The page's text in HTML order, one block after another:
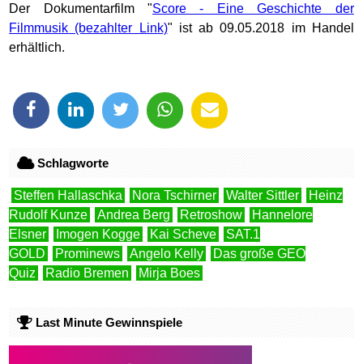
Der Dokumentarfilm "Score - Eine Geschichte der
Filmmusik
" ist ab 09.05.2018 im Handel
erhältlich.
Schlagworte
Steffen Hallaschka Nora Tschirner Walter Sittler
Heinz
Rudolf Kunze
Andrea Berg Retroshow
Hannelore
Elsner
Imogen Kogge Kai Scheve
SAT.1
GOLD
Prominews Angelo Kelly
Das große GEO
Quiz
Radio Bremen Mirja Boes
Last Minute Gewinnspiele